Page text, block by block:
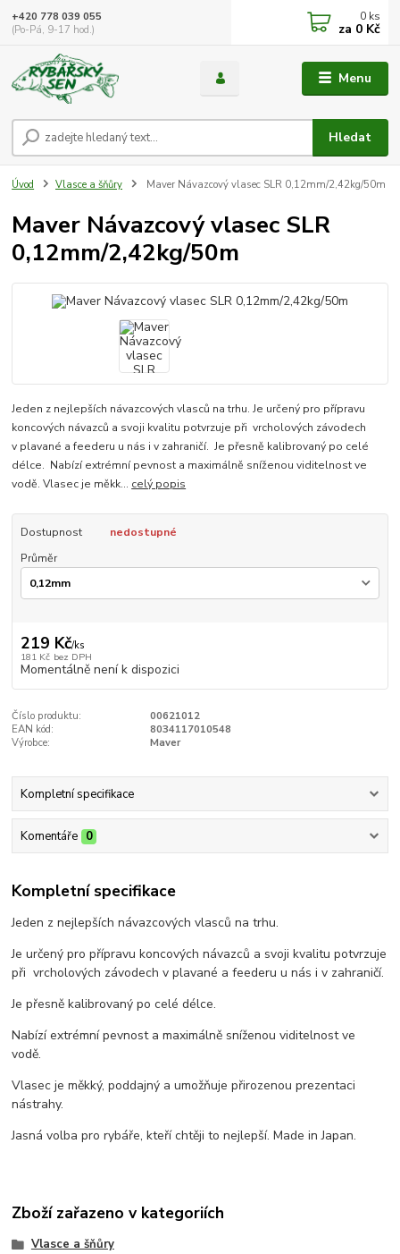
Menu
Hledat
+420 778 039 055
(Po-Pá, 9-17 hod.)
0 ks
za 0 Kč
Úvod Vlasce a šňůry Maver Návazcový vlasec SLR 0,12mm/2,42kg/50m
Maver Návazcový vlasec SLR
0,12mm/2,42kg/50m
Jeden z nejlepších návazcových vlasců na trhu. Je určený pro přípravu
koncových návazců a svoji kvalitu potvrzuje při vrcholových závodech
v plavané a feederu u nás i v zahraničí. Je přesně kalibrovaný po celé
délce. Nabízí extrémní pevnost a maximálně sníženou viditelnost ve
vodě. Vlasec je měkk... celý popis
Dostupnost
nedostupné
Průměr
219 Kč/ks
181 Kč bez DPH
Momentálně není k dispozici
Číslo produktu:
00621012
EAN kód:
8034117010548
Výrobce:
Maver
Kompletní specifikace
Komentáře 0
Kompletní specifikace
Jeden z nejlepších návazcových vlasců na trhu.
Je určený pro přípravu koncových návazců a svoji kvalitu potvrzuje
při vrcholových závodech v plavané a feederu u nás i v zahraničí.
Je přesně kalibrovaný po celé délce.
Nabízí extrémní pevnost a maximálně sníženou viditelnost ve
vodě.
Vlasec je měkký, poddajný a umožňuje přirozenou prezentaci
nástrahy.
Jasná volba pro rybáře, kteří chtěji to nejlepší. Made in Japan.
Zboží zařazeno v kategoriích
Vlasce a šňůry